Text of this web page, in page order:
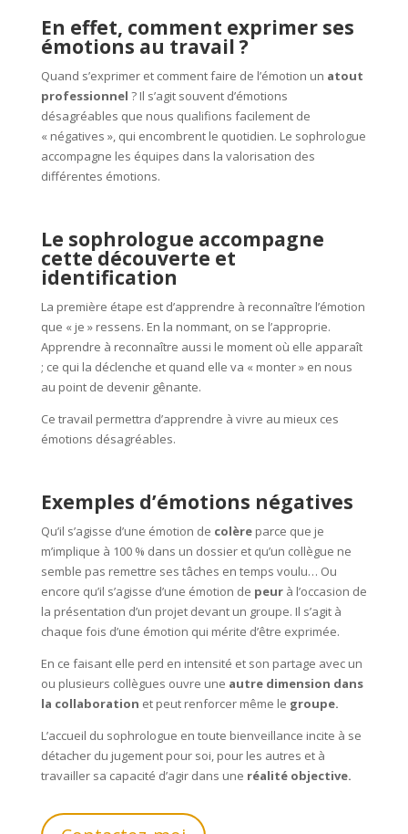
En effet, comment exprimer ses
émotions au travail ?
Quand s’exprimer et comment faire de l’émotion un atout
professionnel ? Il s’agit souvent d’émotions
désagréables que nous qualifions facilement de
« négatives », qui encombrent le quotidien. Le sophrologue
accompagne les équipes dans la valorisation des
différentes émotions.
Le sophrologue accompagne
cette découverte et
identification
La première étape est d’apprendre à reconnaître l’émotion
que « je » ressens. En la nommant, on se l’approprie.
Apprendre à reconnaître aussi le moment où elle apparaît
; ce qui la déclenche et quand elle va « monter » en nous
au point de devenir gênante.
Ce travail permettra d’apprendre à vivre au mieux ces
émotions désagréables.
Exemples d’émotions négatives
Qu’il s’agisse d’une émotion de colèreparce que je
m’implique à 100 % dans un dossier et qu’un collègue ne
semble pas remettre ses tâches en temps voulu… Ou
encore qu’il s’agisse d’une émotion de peurà l’occasion de
la présentation d’un projet devant un groupe. Il s’agit à
chaque fois d’une émotion qui mérite d’être exprimée.
En ce faisant elle perd en intensité et son partage avec un
ou plusieurs collègues ouvre une autre dimension dans
la collaboration et peut renforcer même le groupe.
L’accueil du sophrologue en toute bienveillance incite à se
détacher du jugement pour soi, pour les autres et à
travailler sa capacité d’agir dans une réalité objective.